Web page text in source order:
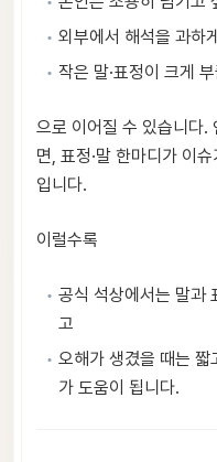
외부에서 해석을 과하
작은 말·표정이 크게
으로 이어질 수 있습니다.
면, 표정·말 한마디가 이
입니다.
이럴수록
공식 석상에서는 말과
고
오해가 생겼을 때는 짧
가 도움이 됩니다.